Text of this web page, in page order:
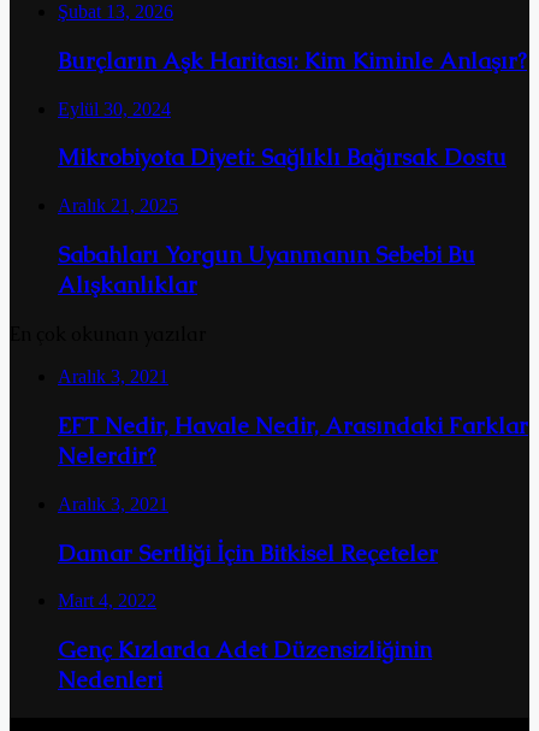
Şubat 13, 2026
Burçların Aşk Haritası: Kim Kiminle Anlaşır?
Eylül 30, 2024
Mikrobiyota Diyeti: Sağlıklı Bağırsak Dostu
Aralık 21, 2025
Sabahları Yorgun Uyanmanın Sebebi Bu
Alışkanlıklar
Aralık 3, 2021
EFT Nedir, Havale Nedir, Arasındaki Farklar
Nelerdir?
Aralık 3, 2021
Damar Sertliği İçin Bitkisel Reçeteler
Mart 4, 2022
Genç Kızlarda Adet Düzensizliğinin
Nedenleri